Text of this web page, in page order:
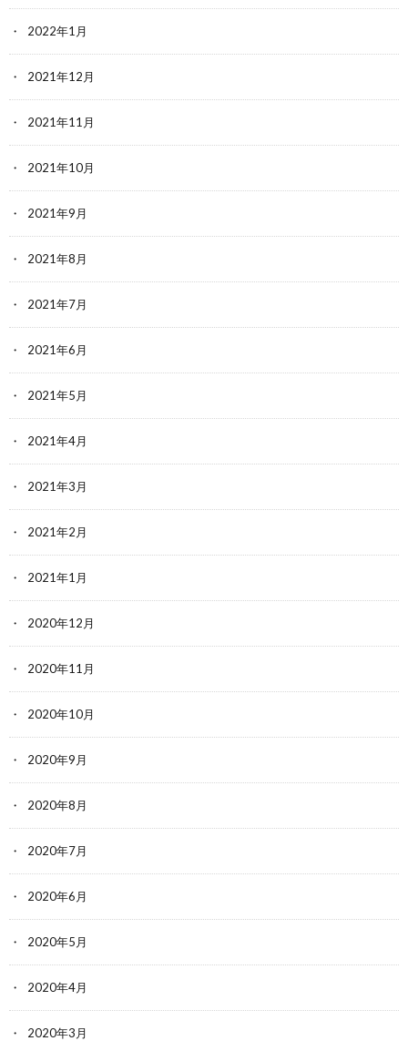
2022年1月
2021年12月
2021年11月
2021年10月
2021年9月
2021年8月
2021年7月
2021年6月
2021年5月
2021年4月
2021年3月
2021年2月
2021年1月
2020年12月
2020年11月
2020年10月
2020年9月
2020年8月
2020年7月
2020年6月
2020年5月
2020年4月
2020年3月